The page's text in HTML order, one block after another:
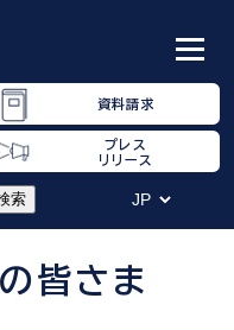
資料請求
プレス
リリース
皆さま